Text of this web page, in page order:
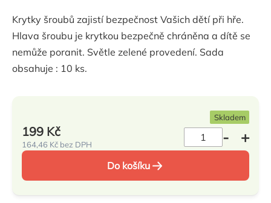
je
0,0
z
5
Krytky šroubů zajistí bezpečnost Vašich dětí při hře.
Hlava šroubu je krytkou bezpečně chráněna a dítě se
nemůže poranit. Světle zelené provedení. Sada
obsahuje : 10 ks.
Skladem
199 Kč
164,46 Kč bez DPH
Měrná
cena:
Do košíku